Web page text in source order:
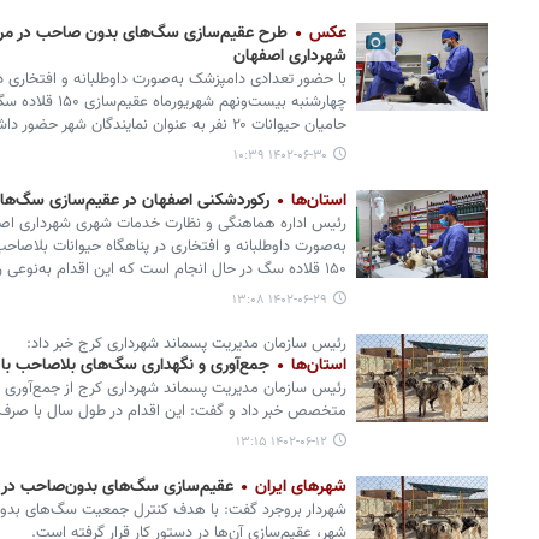
عکس
طرح عقیم‌سازی سگ‌های بدون صاحب در
شهرداری اصفهان
با حضور تعدادی دامپزشک به‌صورت داوطلبانه و افتخاری
چهارشنبه
حامیان حیوانات ۲۰ نفر به عنوان نمایندگان شهر حضور داشتند.
۱۴۰۲-۰۶-۳۰ ۱۰:۳۹
استان‌ها رکوردشکنی اصفهان در عقیم‌سازی
رئیس اداره هماهنگی و نظارت خدمات شهری شهرداری
به‌صورت داوطلبانه و افتخاری در پناهگاه حیوانات
۱۵۰ قلاده سگ در حال انجام است که این اقدام به‌نوعی رکوردشکنی در کشور محسوب می‌شود.
۱۴۰۲-۰۶-۲۹ ۱۳:۰۸
رئیس سازمان مدیریت پسماند شهرداری کرج خبر داد:
استان‌ها جمع‌آوری و نگهداری سگ‌های بلاصاحب با هزینه ۱۰
رئیس سازمان مدیریت پسماند شهرداری کرج از
متخصص خبر داد و گفت: این اقدام در طول سال با صرف اعتبار ۱۰ میلیارد تومان
۱۴۰۲-۰۶-۱۲ ۱۳:۱۵
شهرهای ایران عقیم‌سازی سگ‌های بدون‌صاحب در
شهردار بروجرد گفت: با هدف کنترل جمعیت سگ‌های
شهر، عقیم‌سازی آن‌ها در دستور کار قرار گرفته است.